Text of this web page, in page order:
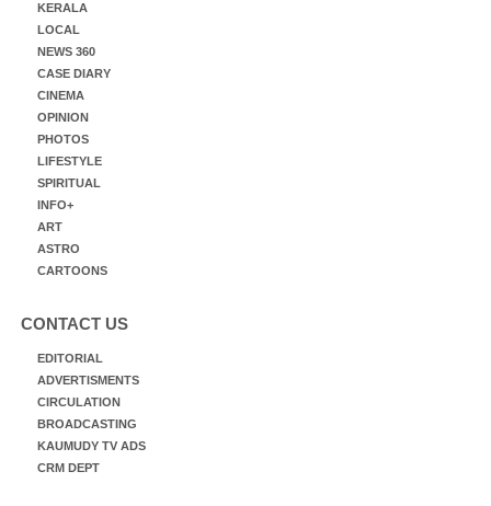
KERALA
LOCAL
NEWS 360
CASE DIARY
CINEMA
OPINION
PHOTOS
LIFESTYLE
SPIRITUAL
INFO+
ART
ASTRO
CARTOONS
CONTACT US
EDITORIAL
ADVERTISMENTS
CIRCULATION
BROADCASTING
KAUMUDY TV ADS
CRM DEPT